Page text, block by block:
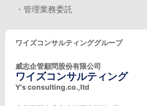
・管理業務委託
ワイズコンサルティンググループ
威志企管顧問股份有限公司
ワイズコンサルティング
Y's consulting.co.,ltd